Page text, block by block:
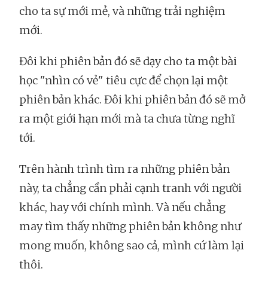
cho ta sự mới mẻ, và những trải nghiệm
mới.
Đôi khi phiên bản đó sẽ dạy cho ta một bài
học "nhìn có vẻ" tiêu cực để chọn lại một
phiên bản khác. Đôi khi phiên bản đó sẽ mở
ra một giới hạn mới mà ta chưa từng nghĩ
tới.
Trên hành trình tìm ra những phiên bản
này, ta chẳng cần phải cạnh tranh với người
khác, hay với chính mình. Và nếu chẳng
may tìm thấy những phiên bản không như
mong muốn, không sao cả, mình cứ làm lại
thôi.